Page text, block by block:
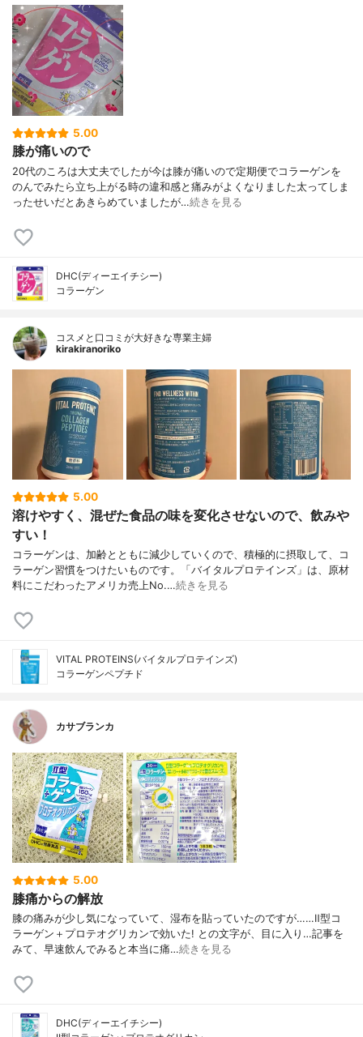
5.00
膝が痛いので
20代のころは大丈夫でしたが今は膝が痛いので定期便でコラーゲンを
のんでみたら立ち上がる時の違和感と痛みがよくなりました太ってしま
ったせいだとあきらめていましたが…続きを見る
DHC(ディーエイチシー)
コラーゲン
コスメと口コミが大好きな専業主婦
kirakiranoriko
5.00
溶けやすく、混ぜた食品の味を変化させないので、飲みや
すい！
コラーゲンは、加齢とともに減少していくので、積極的に摂取して、コ
ラーゲン習慣をつけたいものです。「バイタルプロテインズ」は、原材
料にこだわったアメリカ売上No.…続きを見る
VITAL PROTEINS(バイタルプロテインズ)
コラーゲンペプチド
カサブランカ
5.00
膝痛からの解放
膝の痛みが少し気になっていて、湿布を貼っていたのですが……Ⅱ型コ
ラーゲン＋プロテオグリカンで効いた! との文字が、目に入り…記事を
みて、早速飲んでみると本当に痛…続きを見る
DHC(ディーエイチシー)